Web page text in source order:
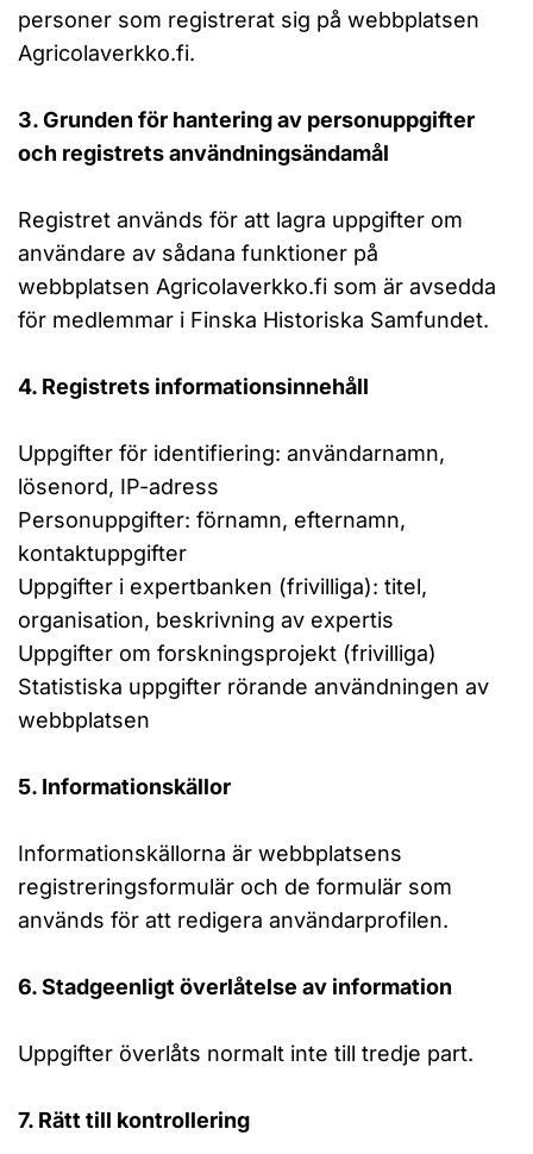
personer som registrerat sig på webbplatsen
Agricolaverkko.fi.
3. Grunden för hantering av personuppgifter
och registrets användningsändamål
Registret används för att lagra uppgifter om
användare av sådana funktioner på
webbplatsen Agricolaverkko.fi som är avsedda
för medlemmar i Finska Historiska Samfundet.
4. Registrets informationsinnehåll
Uppgifter för identifiering: användarnamn,
lösenord, IP-adress
Personuppgifter: förnamn, efternamn,
kontaktuppgifter
Uppgifter i expertbanken (frivilliga): titel,
organisation, beskrivning av expertis
Uppgifter om forskningsprojekt (frivilliga)
Statistiska uppgifter rörande användningen av
webbplatsen
5. Informationskällor
Informationskällorna är webbplatsens
registreringsformulär och de formulär som
används för att redigera användarprofilen.
6. Stadgeenligt överlåtelse av information
Uppgifter överlåts normalt inte till tredje part.
7. Rätt till kontrollering